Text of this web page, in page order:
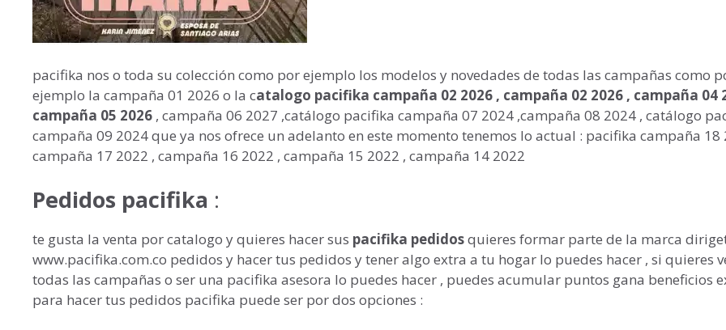
pacifika nos o toda su colección como por ejemplo los modelos y novedades de todas las campañas como
ejemplo la campaña 01 2026 o la catalogo pacifika campaña 02 2026 , campaña 02 2026 , campaña 04
campaña 05 2026 , campaña 06 2027 ,catálogo pacifika campaña 07 2024 ,campaña 08 2024 , catálogo
campaña 09 2024 que ya nos ofrece un adelanto en este momento tenemos lo actual : pacifika campaña 18
campaña 17 2022 , campaña 16 2022 , campaña 15 2022 , campaña 14 2022
Pedidos pacifika :
te gusta la venta por catalogo y quieres hacer sus pacifika pedidosquieres formar parte de la marca
www.pacifika.com.co pedidos y hacer tus pedidos y tener algo extra a tu hogar lo puedes hacer , si quieres
todas las campañas o ser una pacifika asesora lo puedes hacer , puedes acumular puntos gana beneficios
para hacer tus pedidos pacifika puede ser por dos opciones :